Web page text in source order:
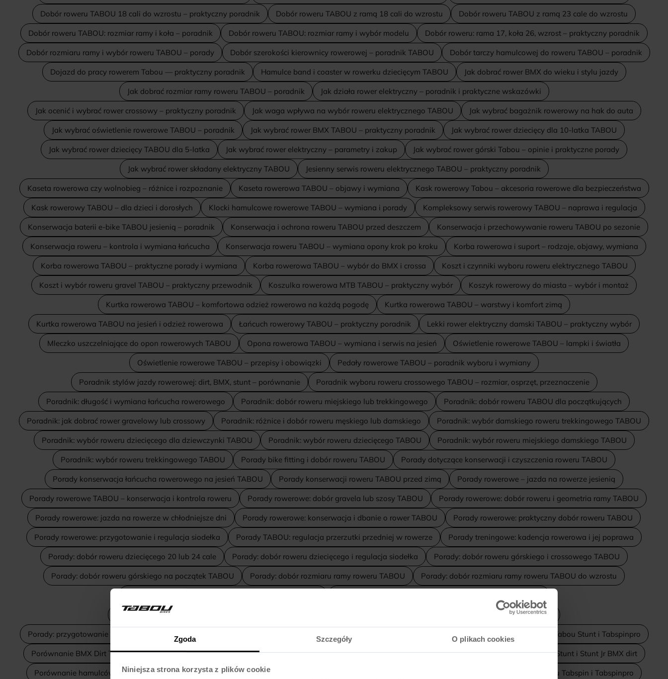
Zgoda Szczegóły O plikach cookies
Niniejsza strona korzysta z plików cookie
Dobór roweru TABOU 18 cali do wzrostu – praktyczny poradnik Dobór roweru TABOU z ramą 18 cali do wzrostu Dobór roweru TABOU z ramą 23 cale do wzrostu
Dobór roweru TABOU: rozmiar ramy i koła – poradnik Dobór roweru TABOU: rozmiar ramy i wybór modelu Dobór roweru: rama 17, koła 26, wzrost – praktyczny poradnik
Dobór rozmiaru ramy i wybór roweru TABOU – porady Dobór szerokości kierownicy rowerowej – poradnik TABOU Dobór tarczy hamulcowej do roweru TABOU – poradnik
Dojazd do pracy rowerem Tabou — praktyczny poradnik Hamulce band i coaster w rowerku dziecięcym TABOU Jak dobrać rower BMX do wieku i stylu jazdy
Jak dobrać rozmiar ramy roweru TABOU – poradnik Jak działa rower elektryczny – poradnik i praktyczne wskazówki
Jak ocenić i wybrać rower crossowy – praktyczny poradnik Jak waga wpływa na wybór roweru elektrycznego TABOU Jak wybrać bagażnik rowerowy na hak do auta
Jak wybrać oświetlenie rowerowe TABOU – poradnik Jak wybrać rower BMX TABOU – praktyczny poradnik Jak wybrać rower dziecięcy dla 10-latka TABOU
Jak wybrać rower dziecięcy TABOU dla 5-latka Jak wybrać rower elektryczny – parametry i zakup Jak wybrać rower górski Tabou – opinie i praktyczne porady
Jak wybrać rower składany elektryczny TABOU Jesienny serwis roweru elektrycznego TABOU – praktyczny poradnik
Kaseta rowerowa czy wolnobieg – różnice i rozpoznanie Kaseta rowerowa TABOU – objawy i wymiana Kask rowerowy Tabou – akcesoria rowerowe dla bezpieczeństwa
Kask rowerowy TABOU – dla dzieci i dorosłych Klocki hamulcowe rowerowe TABOU – wymiana i porady Kompleksowy serwis rowerowy TABOU – naprawa i regulacja
Konserwacja baterii e-bike TABOU jesienią – poradnik Konserwacja i ochrona roweru TABOU przed deszczem Konserwacja i przechowywanie roweru TABOU po sezonie
Konserwacja roweru – kontrola i wymiana łańcucha Konserwacja roweru TABOU – wymiana opony krok po kroku Korba rowerowa i suport – rodzaje, objawy, wymiana
Korba rowerowa TABOU – praktyczne porady i wymiana Korba rowerowa TABOU – wybór do BMX i crossa Koszt i czynniki wyboru roweru elektrycznego TABOU
Koszt i wybór roweru gravel TABOU – praktyczny przewodnik Koszulka rowerowa MTB TABOU – praktyczny wybór Koszyk rowerowy do miasta – wybór i montaż
Kurtka rowerowa TABOU – komfortowa odzież rowerowa na każdą pogodę Kurtka rowerowa TABOU – warstwy i komfort zimą
Kurtka rowerowa TABOU na jesień i odzież rowerowa Łańcuch rowerowy TABOU – praktyczny poradnik Lekki rower elektryczny damski TABOU – praktyczny wybór
Mleczko uszczelniające do opon rowerowych TABOU Opona rowerowa TABOU – wymiana i serwis na jesień Oświetlenie rowerowe TABOU – lampki i światła
Oświetlenie rowerowe TABOU – przepisy i obowiązki Pedały rowerowe TABOU – poradnik wyboru i wymiany
Poradnik stylów jazdy rowerowej: dirt, BMX, stunt – porównanie Poradnik wyboru roweru crossowego TABOU – rozmiar, osprzęt, przeznaczenie
Poradnik: długość i wymiana łańcucha rowerowego Poradnik: dobór roweru miejskiego lub trekkingowego Poradnik: dobór roweru TABOU dla początkujących
Poradnik: jak dobrać rower gravelowy lub crossowy Poradnik: różnice i dobór roweru męskiego lub damskiego Poradnik: wybór damskiego roweru trekkingowego TABOU
Poradnik: wybór roweru dziecięcego dla dziewczynki TABOU Poradnik: wybór roweru dziecięcego TABOU Poradnik: wybór roweru miejskiego damskiego TABOU
Poradnik: wybór roweru trekkingowego TABOU Porady bike fitting i dobór roweru TABOU Porady dotyczące konserwacji i czyszczenia roweru TABOU
Porady konserwacja łańcucha rowerowego na jesień TABOU Porady konserwacji roweru TABOU przed zimą Porady rowerowe – jazda na rowerze jesienią
Porady rowerowe TABOU – konserwacja i kontrola roweru Porady rowerowe: dobór gravela lub szosy TABOU Porady rowerowe: dobór roweru i geometria ramy TABOU
Porady rowerowe: jazda na rowerze w chłodniejsze dni Porady rowerowe: konserwacja i dbanie o rower TABOU Porady rowerowe: praktyczny dobór roweru TABOU
Porady rowerowe: przygotowanie i regulacja siodełka Porady TABOU: regulacja przerzutki przedniej w rowerze Porady treningowe: kadencja rowerowa i jej poprawa
Porady: dobór roweru dziecięcego 20 lub 24 cale Porady: dobór roweru dziecięcego i regulacja siodełka Porady: dobór roweru górskiego i crossowego TABOU
Porady: dobór roweru górskiego na początek TABOU Porady: dobór rozmiaru ramy roweru TABOU Porady: dobór rozmiaru ramy roweru TABOU do wzrostu
Porady: przygotowanie i regulacja siodełka w rowerze dirt Porady: przygotowanie i regulacja siodełka w rowerze miejskim
Porady: przygotowanie roweru TABOU do sezonu Porady: regulacja siodełka w BMX TABOU – praktyka i bezpieczeństwo Porównanie BMX dirt Tabou Stunt i Tabspinpro
Porównanie BMX Dirt Tabou Tabspin i Stunt do dirtu Porównanie BMX TABOU GRAVITY 1.0 i 2.0 – specyfikacja i wybór Porównanie Dirt Tabou Stunt i Stunt Jr BMX dirt
Porównanie hamulców tarczowych w rowerach TABOU Porównanie i wybór roweru elektrycznego Tabou Porównanie rowerów BMX dirt Tabou Tabspin i Tabspinpro